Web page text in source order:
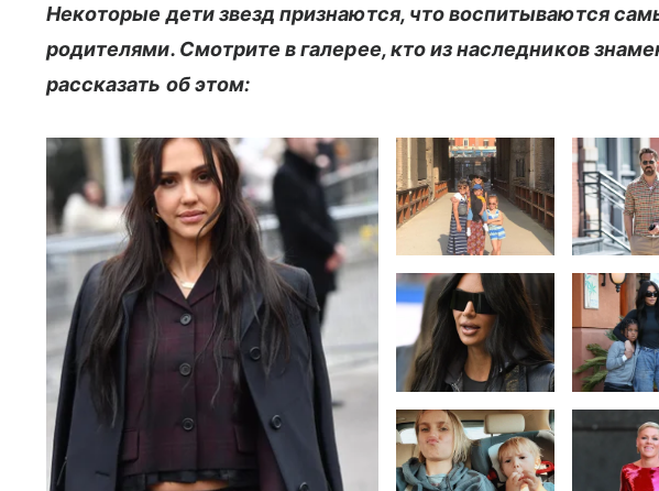
Некоторые дети звезд признаются, что воспитываются
родителями. Смотрите в галерее, кто из наследников
рассказать об этом: